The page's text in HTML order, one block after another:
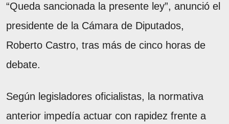
“Queda sancionada la presente ley”, anunció el
presidente de la Cámara de Diputados,
Roberto Castro, tras más de cinco horas de
debate.
Según legisladores oficialistas, la normativa
anterior impedía actuar con rapidez frente a